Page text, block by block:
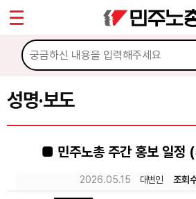
성명·보도
■ 민주노총 주간 홍보 일
2026.05.15 대변인 조회
마이페이지
소개
소식
공지사항
성명·보도
Sketchbook5, 스케
Sketchbook5, 스케